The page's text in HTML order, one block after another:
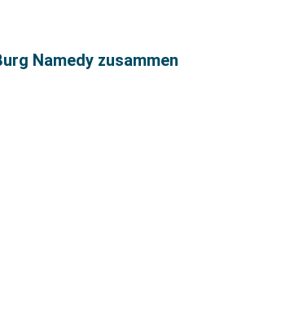
Namedy zusammen